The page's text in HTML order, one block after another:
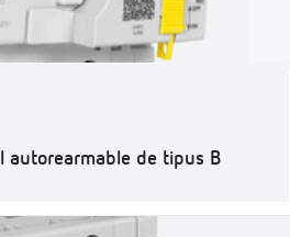
autorearmable de tipus B